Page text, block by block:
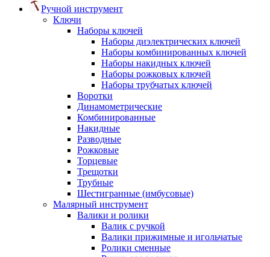
Ручной инструмент
Ключи
Наборы ключей
Наборы диэлектрических ключей
Наборы комбинированных ключей
Наборы накидных ключей
Наборы рожковых ключей
Наборы трубчатых ключей
Воротки
Динамометрические
Комбинированные
Накидные
Разводные
Рожковые
Торцевые
Трещотки
Трубные
Шестигранные (имбусовые)
Малярный инструмент
Валики и ролики
Валик с ручкой
Валики прижимные и игольчатые
Ролики сменные